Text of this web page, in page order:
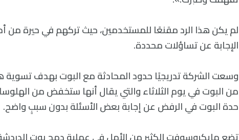
لم يكن هذا الرد مقنعًا للمستخدمين، حيث تركهم في حيرة من
الإجابة عن تساؤلات محددة.
وسعت الشركة تدريجيًا حدود المحادثة مع البوت بهدف
من البوت في يوم الثلاثاء والتي يقال أنها ستخفض من
حدة البوت في الرفض عن إجابة بعض الأسئلة بدون سببٍ واضح.